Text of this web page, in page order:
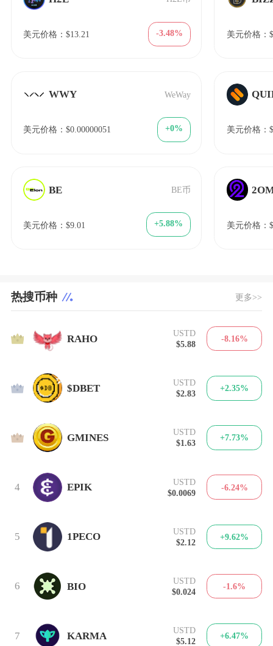
美元价格：$13.21 -3.48%
WWY WeWay
美元价格：$0.00000051 +0%
BE BE币
美元价格：$9.01 +5.88%
美元价格：
美元价格：
美元价格：
热搜币种 更多>>
1 RAHO
USTD
$5.88
-8.16%
2 $DBET
USTD
$2.83
+2.35%
3 GMINES
USTD
$1.63
+7.73%
4 EPIK
USTD
$0.0069
-6.24%
5 1PECO
USTD
$2.12
+9.62%
6 BIO
USTD
$0.024
-1.6%
7 KARMA
USTD
$5.12
+6.47%